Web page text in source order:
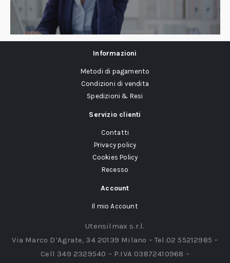
Informazioni
Metodi di pagamento
Condizioni di vendita
Spedizioni & Resi
Servizio clienti
Contatti
Privacy policy
Cookies Policy
Recesso
Account
Il mio Account
Utensilmax s.r.l.
Via Marco D’Agrate, 34 20139 Milano – Tel.02 55212985 –
Cell 349 2329540 – P.IVA 03872410968 –